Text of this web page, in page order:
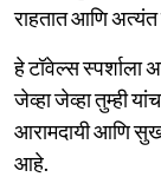
राहतात आणि
हे टॉवेल्स स्पर्शाला
जेव्हा जेव्हा तुम्ही
आरामदायी आणि
आहे.